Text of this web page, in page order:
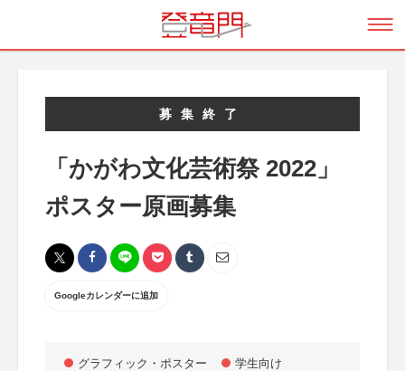
募集終了
「かがわ文化芸術祭 2022」
ポスター原画募集
Googleカレンダーに追加
グラフィック・ポスター 学生向け